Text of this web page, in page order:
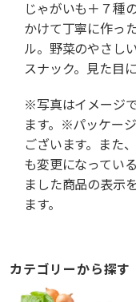
じゃがいも＋７種
かけて丁寧に作っ
ル。野菜のやさし
スナック。見た目
※写真はイメージ
ます。※パッケー
ございます。また
も変更になってい
ました商品の表示
ます。
カテゴリーから探す